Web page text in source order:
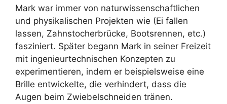
Mark war immer von naturwissenschaftlichen
und physikalischen Projekten wie (Ei fallen
lassen, Zahnstocherbrücke, Bootsrennen, etc.)
fasziniert. Später begann Mark in seiner Freizeit
mit ingenieurtechnischen Konzepten zu
experimentieren, indem er beispielsweise eine
Brille entwickelte, die verhindert, dass die
Augen beim Zwiebelschneiden tränen.